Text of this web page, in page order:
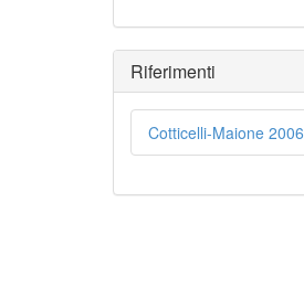
Riferimenti
Cotticelli-Maione 2006